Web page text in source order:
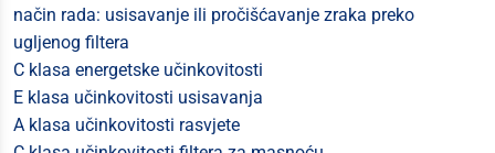
način rada: usisavanje ili pročišćavanje zraka preko
ugljenog filtera
C klasa energetske učinkovitosti
E klasa učinkovitosti usisavanja
A klasa učinkovitosti rasvjete